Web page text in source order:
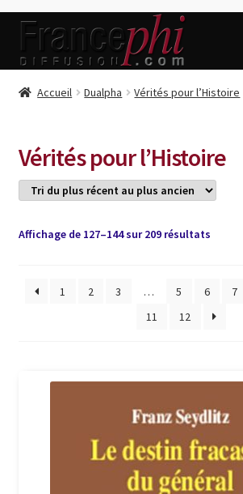
Aller
la
Aller
contenu
Accueil
Caisse
Conditions de Vente
Connection
Listes d’Envies
Login Customizer
Nous Contacter
Accueil Dualpha Vérités pour l’Histoire
Vérités pour l’Histoire
Affichage de 127–144 sur 209 résultatsTrié
récent
plus
1 2 3 … 5 6 7
11
12